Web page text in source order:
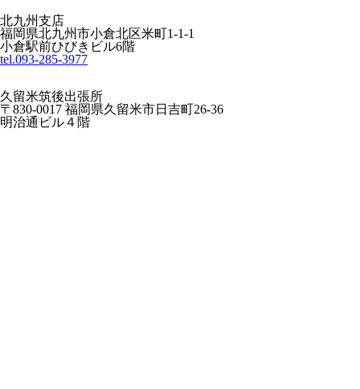
北九州支店
福岡県北九州市小倉北区米町1-1-1
小倉駅前ひびきビル6階
tel.093-285-3977
久留米筑後出張所
〒830-0017 福岡県久留米市日吉町26-36
明治通ビル４階